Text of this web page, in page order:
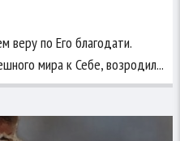
веру по Его благодати.
мира к Себе, возродил...